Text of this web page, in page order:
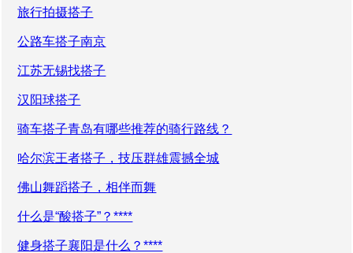
旅行拍摄搭子
公路车搭子南京
江苏无锡找搭子
汉阳球搭子
骑车搭子青岛有哪些推荐的骑行路线？
哈尔滨王者搭子，技压群雄震撼全城
佛山舞蹈搭子，相伴而舞
什么是“酸搭子”？****
健身搭子襄阳是什么？****